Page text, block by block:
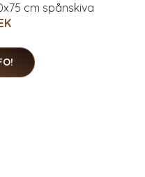
cm spånskiva